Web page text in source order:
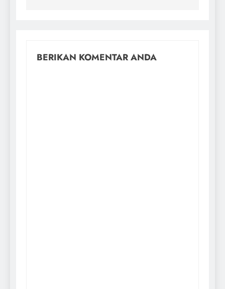
BERIKAN KOMENTAR ANDA